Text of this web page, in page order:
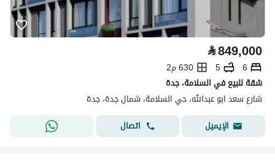
⃁849,000
6
5
630 م2
شقة للبيع في السلامة، جدة
شارع سعد ابو عبدالله، حي السلامة، شمال جدة، جدة
الإيميل
اتصال